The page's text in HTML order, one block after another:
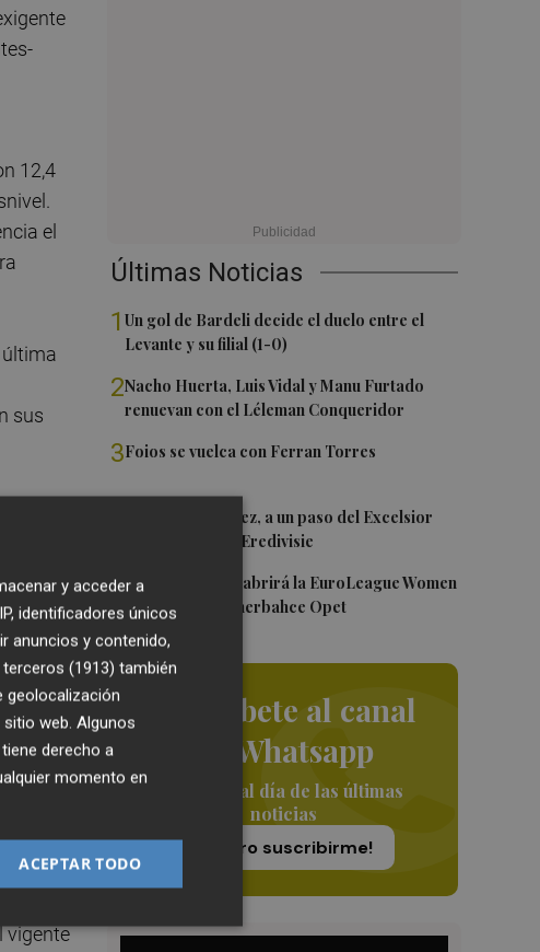
Últimas Noticias
1Un gol de Bardeli decide el duelo entre el
Levante y su filial (1-0)
2Nacho Huerta, Luis Vidal y Manu Furtado
renuevan con el Léleman Conqueridor
3Foios se vuelca con Ferran Torres
Mario Domínguez, a un paso del Excelsior
Róterdam de la Eredivisie
5Valencia Basket abrirá la EuroLeague Women
en casa ante Fenerbahce Opet
Suscríbete al canal
de Whatsapp
Siempre al día de las últimas
noticias
¡Quiero suscribirme!
12,4
el
última
sus
de
de
vigente
y acceder a
identificadores únicos
anuncios y contenido,
(1913) también
geolocalización
web. Algunos
derecho a
momento en
ACEPTAR TODO